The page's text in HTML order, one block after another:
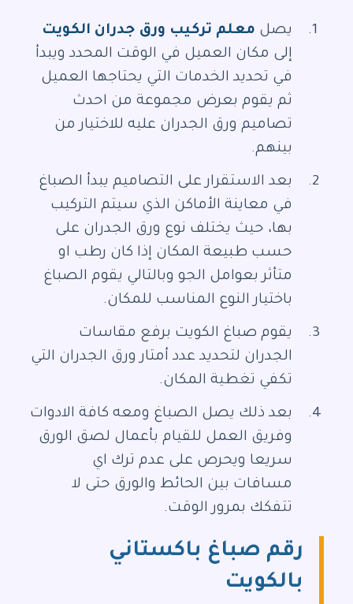
يصل معلم تركيب ورق جدران الكويت
إلى مكان العميل في الوقت المحدد ويبدأ
في تحديد الخدمات التي يحتاجها العميل
ثم يقوم بعرض مجموعة من احدث
تصاميم ورق الجدران عليه للاختيار من
بينهم.
بعد الاستقرار على التصاميم يبدأ الصباغ
في معاينة الأماكن الذي سيتم التركيب
بها، حيث يختلف نوع ورق الجدران على
حسب طبيعة المكان إذا كان رطب او
متأثر بعوامل الجو وبالتالي يقوم الصباغ
باختيار النوع المناسب للمكان.
يقوم صباغ الكويت برفع مقاسات
الجدران لتحديد عدد أمتار ورق الجدران التي
تكفي تغطية المكان.
بعد ذلك يصل الصباغ ومعه كافة الادوات
وفريق العمل للقيام بأعمال لصق الورق
سريعا ويحرص على عدم ترك اي
مسافات بين الحائط والورق حتى لا
تتفكك بمرور الوقت.
رقم صباغ باكستاني
بالكويت